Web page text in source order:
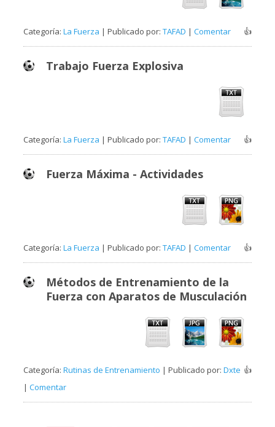
👍
Categoría: La Fuerza | Publicado por: TAFAD | Comentar
Trabajo Fuerza Explosiva
👍
Categoría: La Fuerza | Publicado por: TAFAD | Comentar
Fuerza Máxima - Actividades
👍
Categoría: La Fuerza | Publicado por: TAFAD | Comentar
Métodos de Entrenamiento de la
Fuerza con Aparatos de Musculación
👍
Categoría: Rutinas de Entrenamiento | Publicado por: Dxte
| Comentar